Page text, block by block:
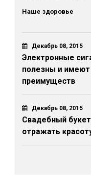
Наше здоровье
Декабрь 08, 2015
Электронные
полезны и
преимуществ
Декабрь 08, 2015
Свадебный
отражать